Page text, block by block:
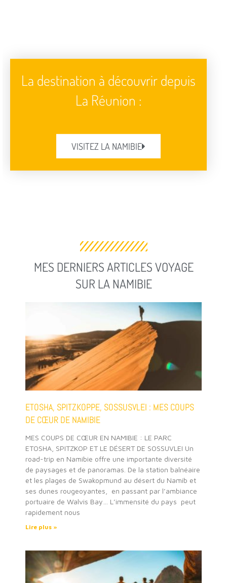
La destination à découvrir depuis
La Réunion :
VISITEZ LA NAMIBIE
MES DERNIERS ARTICLES VOYAGE
SUR LA NAMIBIE
ETOSHA, SPITZKOPPE, SOSSUSVLEI : MES COUPS
DE CŒUR DE NAMIBIE
MES COUPS DE CŒUR EN NAMIBIE : LE PARC
ETOSHA, SPITZKOP ET LE DÉSERT DE SOSSUVLEI Un
road-trip en Namibie offre une importante diversité
de paysages et de panoramas. De la station balnéaire
et les plages de Swakopmund au désert du Namib et
ses dunes rougeoyantes, ​en passant par l’ambiance
portuaire de Walvis Bay… L’immensité du pays peut
rapidement nous
Lire plus »